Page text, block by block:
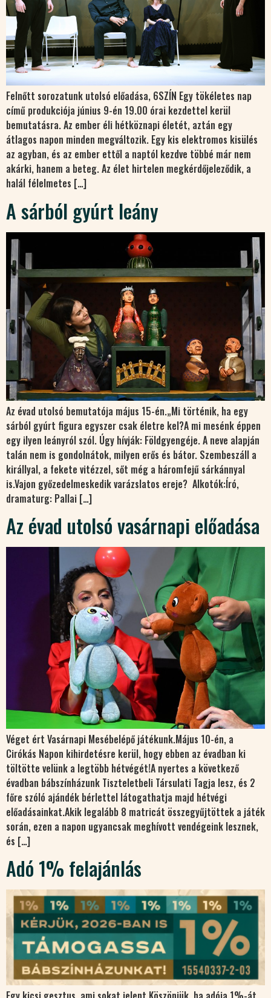
Felnőtt sorozatunk utolsó előadása, 6SZÍN Egy tökéletes nap
című produkciója június 9-én 19.00 órai kezdettel kerül
bemutatásra. Az ember éli hétköznapi életét, aztán egy
átlagos napon minden megváltozik. Egy kis elektromos kisülés
az agyban, és az ember ettől a naptól kezdve többé már nem
akárki, hanem a beteg. Az élet hirtelen megkérdőjeleződik, a
halál félelmetes […]
A sárból gyúrt leány
Az évad utolsó bemutatója május 15-én.„Mi történik, ha egy
sárból gyúrt figura egyszer csak életre kel?A mi mesénk éppen
egy ilyen leányról szól. Úgy hívják: Földgyengéje. A neve alapján
talán nem is gondolnátok, milyen erős és bátor. Szembeszáll a
királlyal, a fekete vitézzel, sőt még a háromfejű sárkánnyal
is.Vajon győzedelmeskedik varázslatos ereje? Alkotók:Író,
dramaturg: Pallai […]
Az évad utolsó vasárnapi előadása
Véget ért Vasárnapi Mesébelépő játékunk.Május 10-én, a
Cirókás Napon kihirdetésre kerül, hogy ebben az évadban ki
töltötte velünk a legtöbb hétvégét!A nyertes a következő
évadban bábszínházunk Tiszteletbeli Társulati Tagja lesz, és 2
főre szóló ajándék bérlettel látogathatja majd hétvégi
előadásainkat.Akik legalább 8 matricát összegyűjtöttek a játék
során, ezen a napon ugyancsak meghívott vendégeink lesznek,
és […]
Adó 1% felajánlás